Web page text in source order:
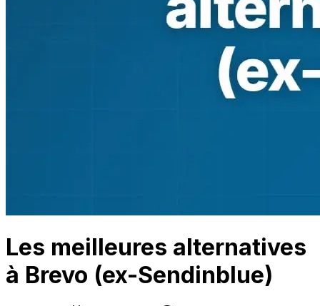
Les meilleures alternatives
à Brevo (ex-Sendinblue)